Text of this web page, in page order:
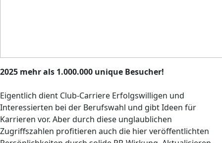
2025 mehr als 1.000.000 unique Besucher!
Eigentlich dient Club-Carriere Erfolgswilligen und
Interessierten bei der Berufswahl und gibt Ideen für
Karrieren vor. Aber durch diese unglaublichen
Zugriffszahlen profitieren auch die hier veröffentlichten